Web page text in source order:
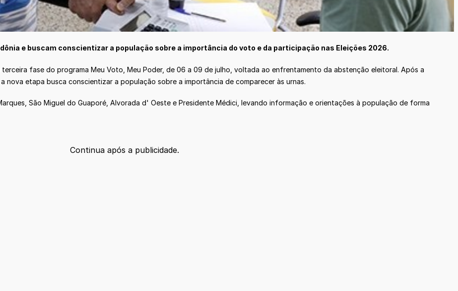
e buscam conscientizar a população sobre a importância do voto e da participação nas Eleições 2026.
terceira fase do programa Meu Voto, Meu Poder, de 06 a 09 de julho, voltada ao enfrentamento da abstenção eleitoral. Após a
nova etapa busca conscientizar a população sobre a importância de comparecer às urnas.
São Miguel do Guaporé, Alvorada d' Oeste e Presidente Médici, levando informação e orientações à população de forma
Continua após a publicidade.